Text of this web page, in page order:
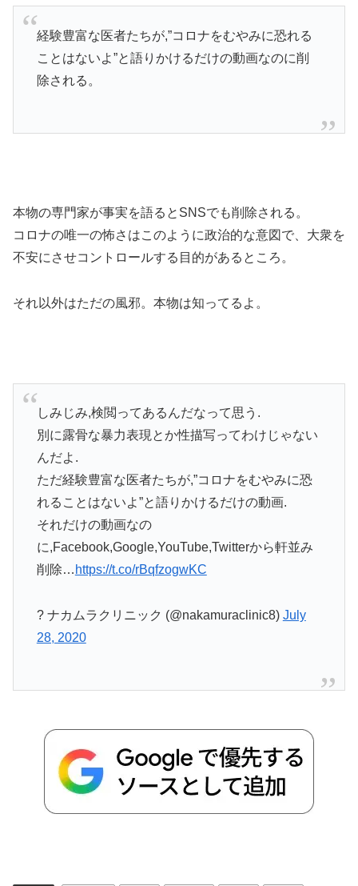
経験豊富な医者たちが,”コロナをむやみに恐れる
ことはないよ”と語りかけるだけの動画なのに削
除される。
本物の専門家が事実を語るとSNSでも削除される。
コロナの唯一の怖さはこのように政治的な意図で、大衆を
不安にさせコントロールする目的があるところ。
それ以外はただの風邪。本物は知ってるよ。
しみじみ,検閲ってあるんだなって思う.
別に露骨な暴力表現とか性描写ってわけじゃない
んだよ.
ただ経験豊富な医者たちが,”コロナをむやみに恐
れることはないよ”と語りかけるだけの動画.
それだけの動画なの
に,Facebook,Google,YouTube,Twitterから軒並み
削除… https://t.co/rBqfzogwKC
? ナカムラクリニック (@nakamuraclinic8) July
28, 2020